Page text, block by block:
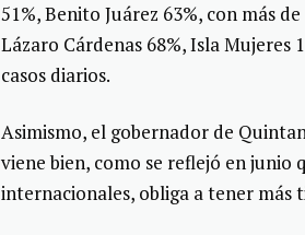
51%, Benito Juárez 63%, con más
Lázaro Cárdenas 68%, Isla Mujeres
casos diarios.
Asimismo, el gobernador de
viene bien, como se reflejó en junio
internacionales, obliga a tener más